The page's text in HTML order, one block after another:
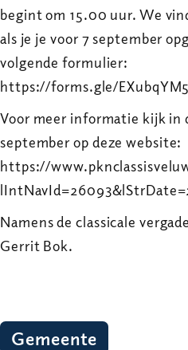
begint om 15.00 uur. We
als je je voor 7 september
volgende formulier:
https://forms.gle/
Voor meer informatie kijk in
september op deze website:
https://
Namens de classicale
Gerrit Bok.
Gemeente